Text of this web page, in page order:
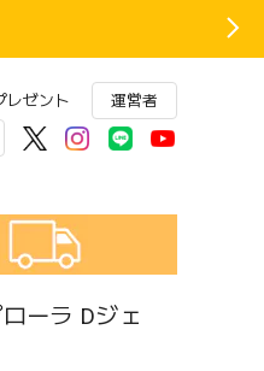
レゼント 運営者
ーラ Dジェ